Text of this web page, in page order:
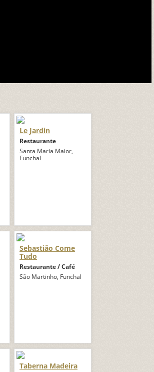
Le Jardin
Restaurante
Santa Maria Maior,
Funchal
Sebastião Come
Tudo
Restaurante / Café
São Martinho, Funchal
Taberna Madeira